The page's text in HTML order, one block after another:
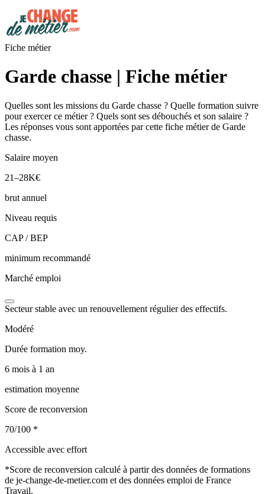
Fiche métier
Garde chasse | Fiche métier
Quelles sont les missions du Garde chasse ? Quelle formation suivre
pour exercer ce métier ? Quels sont ses débouchés et son salaire ?
Les réponses vous sont apportées par cette fiche métier de Garde
chasse.
Salaire moyen
21–28K€
brut annuel
Niveau requis
CAP / BEP
minimum recommandé
Marché emploi
Secteur stable avec un renouvellement régulier des effectifs.
Modéré
Durée formation moy.
6 mois à 1 an
estimation moyenne
Score de reconversion
70/100 *
Accessible avec effort
*Score de reconversion calculé à partir des données de formations
de je-change-de-metier.com et des données emploi de France
Travail.